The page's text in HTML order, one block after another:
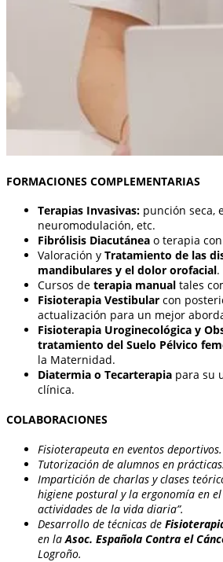
FORMACIONES COMPLEMENTARIAS
Terapias Invasivas: punción seca,
neuromodulación, etc.
Fibrólisis Diacutánea o terapia
Valoración y Tratamiento de las
mandibulares y el dolor orofacial.
Cursos de terapia manual tales
Fisioterapia Vestibular con
actualización para un mejor
Fisioterapia Uroginecológica y
tratamiento del Suelo Pélvico
la Maternidad.
Diatermia o Tecarterapia para su
clínica.
COLABORACIONES
Fisioterapeuta en eventos deportivos.
Tutorización de alumnos en prácticas.
Impartición de charlas y clases
higiene postural y la ergonomía en
actividades de la vida diaria”.
Desarrollo de técnicas de
en laAsoc. Española Contra el
Logroño.